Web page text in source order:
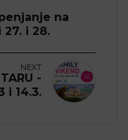
na
i 28.
NEXT
-
i 14.3.